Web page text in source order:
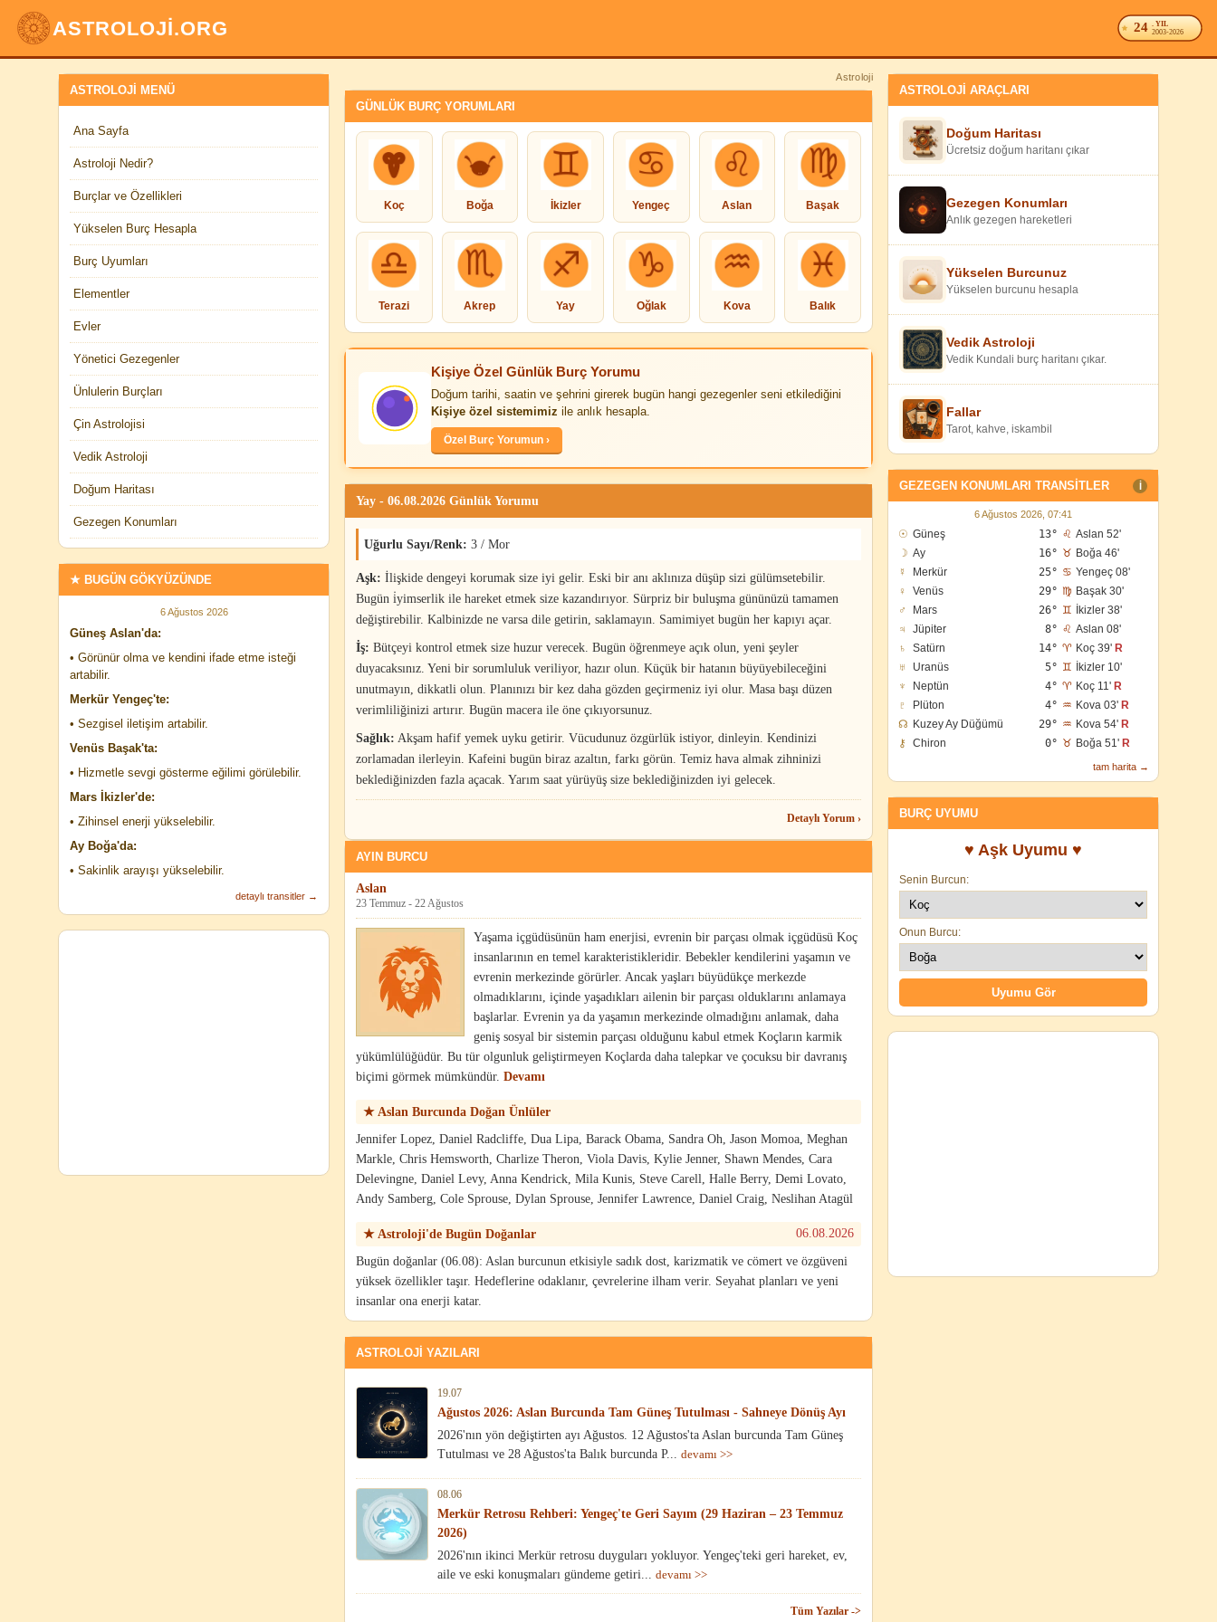
ASTROLOJİ.ORG 24 . YIL
2003-2026
ASTROLOJI MENÜ
Ana Sayfa
Astroloji Nedir?
Burçlar ve Özellikleri
Yükselen Burç Hesapla
Burç Uyumları
Elementler
Evler
Yönetici Gezegenler
Ünlulerin Burçları
Çin Astrolojisi
Vedik Astroloji
Doğum Haritası
Gezegen Konumları
★ BUGÜN GÖKYÜZÜNDE
6 Ağustos 2026
Güneş Aslan'da:
• Görünür olma ve kendini ifade etme isteği
artabilir.
Merkür Yengeç'te:
• Sezgisel iletişim artabilir.
Venüs Başak'ta:
• Hizmetle sevgi gösterme eğilimi görülebilir.
Mars İkizler'de:
• Zihinsel enerji yükselebilir.
Ay Boğa'da:
• Sakinlik arayışı yükselebilir.
detaylı transitler →
Astroloji
GÜNLÜK BURÇ YORUMLARI
Koç Boğa İkizler Yengeç Aslan Başak
Terazi Akrep Yay Oğlak Kova Balık
Kişiye Özel Günlük Burç Yorumu
Doğum tarihi, saatin ve şehrini girerek bugün hangi gezegenler seni etkilediğini
Kişiye özel sistemimiz ile anlık hesapla.
Özel Burç Yorumun ›
Yay - 06.08.2026 Günlük Yorumu
Uğurlu Sayı/Renk: 3 / Mor
Aşk: İlişkide dengeyi korumak size iyi gelir. Eski bir anı aklınıza düşüp sizi gülümsetebilir.
Bugün i̇yimserlik ile hareket etmek size kazandırıyor. Sürpriz bir buluşma gününüzü tamamen
değiştirebilir. Kalbinizde ne varsa dile getirin, saklamayın. Samimiyet bugün her kapıyı açar.
İş: Bütçeyi kontrol etmek size huzur verecek. Bugün öğrenmeye açık olun, yeni şeyler
duyacaksınız. Yeni bir sorumluluk veriliyor, hazır olun. Küçük bir hatanın büyüyebileceğini
unutmayın, dikkatli olun. Planınızı bir kez daha gözden geçirmeniz iyi olur. Masa başı düzen
verimliliğinizi artırır. Bugün macera ile öne çıkıyorsunuz.
Sağlık: Akşam hafif yemek uyku getirir. Vücudunuz özgürlük istiyor, dinleyin. Kendinizi
zorlamadan ilerleyin. Kafeini bugün biraz azaltın, farkı görün. Temiz hava almak zihninizi
beklediğinizden fazla açacak. Yarım saat yürüyüş size beklediğinizden iyi gelecek.
Detaylı Yorum ›
AYIN BURCU
Aslan
23 Temmuz - 22 Ağustos
Yaşama içgüdüsünün ham enerjisi, evrenin bir parçası olmak içgüdüsü Koç
insanlarının en temel karakteristikleridir. Bebekler kendilerini yaşamın ve
evrenin merkezinde görürler. Ancak yaşları büyüdükçe merkezde
olmadıklarını, içinde yaşadıkları ailenin bir parçası olduklarını anlamaya
başlarlar. Evrenin ya da yaşamın merkezinde olmadığını anlamak, daha
geniş sosyal bir sistemin parçası olduğunu kabul etmek Koçların karmik
yükümlülüğüdür. Bu tür olgunluk geliştirmeyen Koçlarda daha talepkar ve çocuksu bir davranış
biçimi görmek mümkündür. Devamı
★ Aslan Burcunda Doğan Ünlüler
Jennifer Lopez, Daniel Radcliffe, Dua Lipa, Barack Obama, Sandra Oh, Jason Momoa, Meghan
Markle, Chris Hemsworth, Charlize Theron, Viola Davis, Kylie Jenner, Shawn Mendes, Cara
Delevingne, Daniel Levy, Anna Kendrick, Mila Kunis, Steve Carell, Halle Berry, Demi Lovato,
Andy Samberg, Cole Sprouse, Dylan Sprouse, Jennifer Lawrence, Daniel Craig, Neslihan Atagül
★ Astroloji'de Bugün Doğanlar 06.08.2026
Bugün doğanlar (06.08): Aslan burcunun etkisiyle sadık dost, karizmatik ve cömert ve özgüveni
yüksek özellikler taşır. Hedeflerine odaklanır, çevrelerine ilham verir. Seyahat planları ve yeni
insanlar ona enerji katar.
ASTROLOJI YAZILARI
19.07
Ağustos 2026: Aslan Burcunda Tam Güneş Tutulması - Sahneye Dönüş Ayı
2026'nın yön değiştirten ayı Ağustos. 12 Ağustos'ta Aslan burcunda Tam Güneş
Tutulması ve 28 Ağustos'ta Balık burcunda P... devamı >>
08.06
Merkür Retrosu Rehberi: Yengeç'te Geri Sayım (29 Haziran – 23 Temmuz
2026)
2026'nın ikinci Merkür retrosu duyguları yokluyor. Yengeç'teki geri hareket, ev,
aile ve eski konuşmaları gündeme getiri... devamı >>
Tüm Yazılar ->
ASTROLOJİ ARAÇLARI
Doğum Haritası
Ücretsiz doğum haritanı çıkar
Gezegen Konumları
Anlık gezegen hareketleri
Yükselen Burcunuz
Yükselen burcunu hesapla
Vedik Astroloji
Vedik Kundali burç haritanı çıkar.
Fallar
Tarot, kahve, iskambil
GEZEGEN KONUMLARI TRANSITLER I
6 Ağustos 2026, 07:41
☉ Güneş 13° ♌ Aslan 52'
☽ Ay 16° ♉ Boğa 46'
☿
Merkür 25° ♋ Yengeç 08'
♀
Venüs 29° ♍ Başak 30'
♂
Mars 26° ♊
İkizler 38'
♃
Jüpiter 8° ♌ Aslan 08'
♄
Satürn 14° ♈ Koç 39' R
♅
Uranüs 5° ♊
İkizler 10'
♆
Neptün 4° ♈ Koç 11' R
♇
Plüton 4° ♒ Kova 03' R
☊ Kuzey Ay Düğümü 29° ♒ Kova 54' R
⚷
Chiron 0° ♉ Boğa 51' R
tam harita →
BURÇ UYUMU
♥ Aşk Uyumu ♥
Senin Burcun:
Onun Burcu: